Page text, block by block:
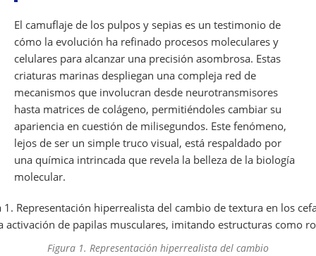
k
El camuflaje de los pulpos y sepias es un testimonio de
cómo la evolución ha refinado procesos moleculares y
celulares para alcanzar una precisión asombrosa. Estas
criaturas marinas despliegan una compleja red de
mecanismos que involucran desde neurotransmisores
hasta matrices de colágeno, permitiéndoles cambiar su
apariencia en cuestión de milisegundos. Este fenómeno,
lejos de ser un simple truco visual, está respaldado por
una química intrincada que revela la belleza de la biología
molecular.
Figura 1. Representación hiperrealista del cambio